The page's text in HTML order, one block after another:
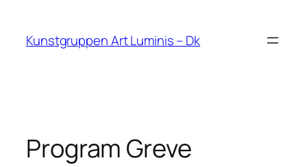
content
Kunstgruppen Art Luminis – Dk
Program Greve